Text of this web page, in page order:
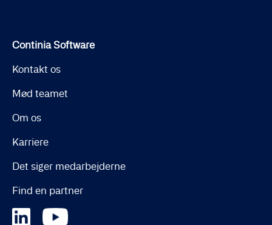
Continia Software
Kontakt os
Mød teamet
Om os
Karriere
Det siger medarbejderne
Find en partner